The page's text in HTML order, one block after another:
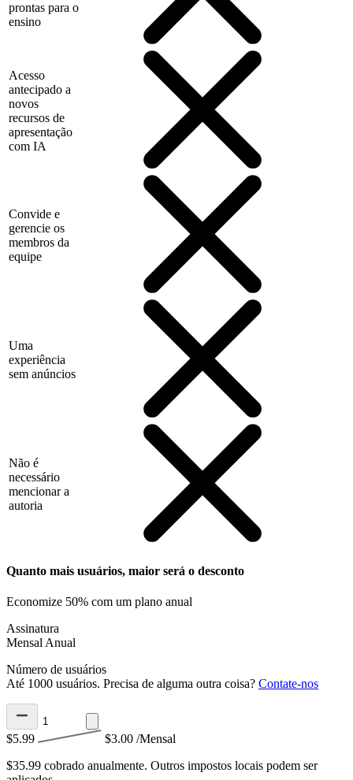
prontas para o
ensino
Acesso
antecipado a
novos
recursos de
apresentação
com IA
Convide e
gerencie os
membros da
equipe
Uma
experiência
sem anúncios
Não é
necessário
mencionar a
autoria
Quanto mais usuários, maior será o desconto
Economize 50% com um plano anual
Assinatura
Mensal Anual
Número de usuários
Até 1000 usuários. Precisa de alguma outra coisa? Contate-nos
$5.99 $3.00 /Mensal
$35.99 cobrado anualmente. Outros impostos locais podem ser